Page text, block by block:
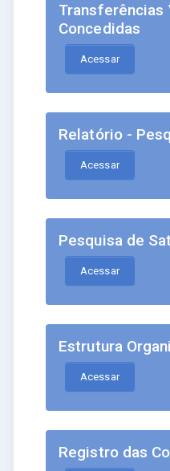
Transferências
Concedidas
Acessar
Relatório -
Acessar
Pesquisa de
Acessar
Estrutura
Acessar
Registro das